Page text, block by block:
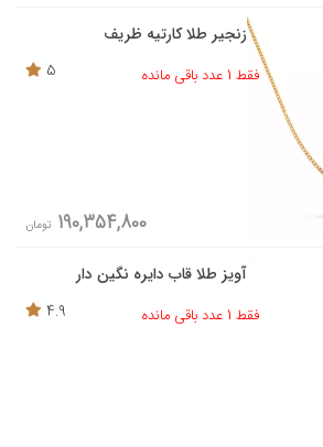
زنجیر طلا کارتیه ظریف
فقط 1 عدد باقی مانده
5
190,354,800 تومان
آویز طلا قاب دایره نگین دار
فقط 1 عدد باقی مانده
4.9